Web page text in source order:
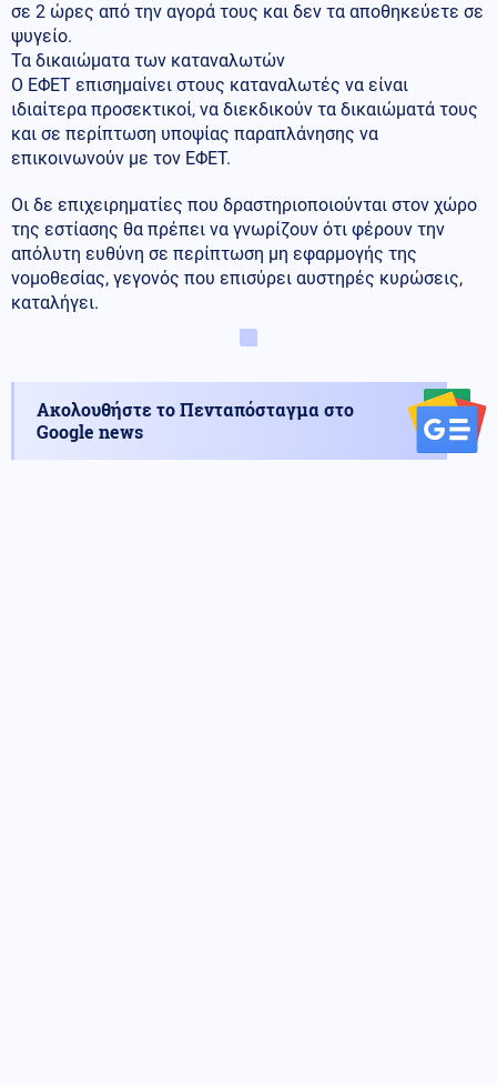
σε 2 ώρες από την αγορά τους και δεν τα αποθηκεύετε σε
ψυγείο.
Τα δικαιώματα των καταναλωτών
Ο ΕΦΕΤ επισημαίνει στους καταναλωτές να είναι
ιδιαίτερα προσεκτικοί, να διεκδικούν τα δικαιώματά τους
και σε περίπτωση υποψίας παραπλάνησης να
επικοινωνούν με τον ΕΦΕΤ.
Οι δε επιχειρηματίες που δραστηριοποιούνται στον χώρο
της εστίασης θα πρέπει να γνωρίζουν ότι φέρουν την
απόλυτη ευθύνη σε περίπτωση μη εφαρμογής της
νομοθεσίας, γεγονός που επισύρει αυστηρές κυρώσεις,
καταλήγει.
Ακολουθήστε το Πενταπόσταγμα στο
Google news